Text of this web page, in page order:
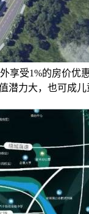
享受1%的房价优
潜力大，也可成